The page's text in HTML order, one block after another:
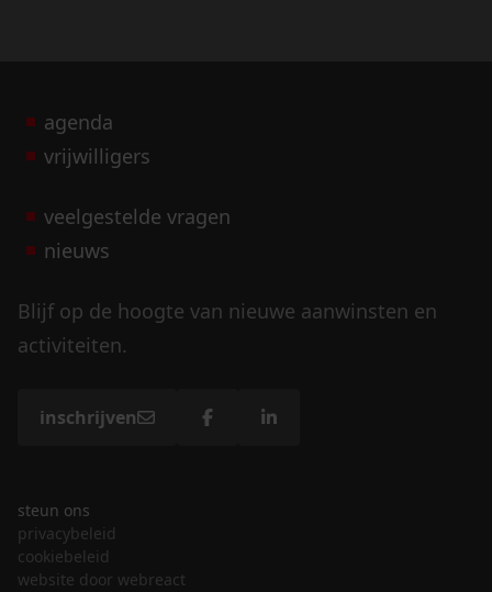
agenda
vrijwilligers
veelgestelde vragen
nieuws
Blijf op de hoogte van nieuwe aanwinsten en
activiteiten.
inschrijven
steun ons
privacybeleid
cookiebeleid
website door webreact